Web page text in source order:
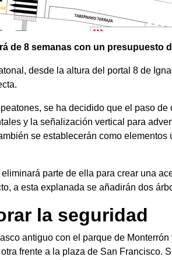
de 8 semanas con un presupuesto
desde la altura del portal 8 de
se ha decidido que el paso
y la señalización vertical para
se establecerán como
parte de ella para crear una
a esta explanada se añadirán dos
la seguridad
antiguo con el parque de
frente a la plaza de San Francisco.